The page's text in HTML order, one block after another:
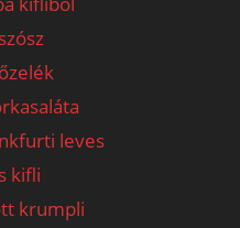
leves
kifli
krumpli